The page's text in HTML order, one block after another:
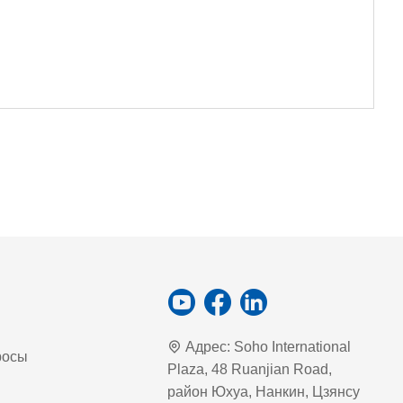
Адрес: Soho International
Plaza, 48 Ruanjian Road,
район Юхуа, Нанкин, Цзянсу